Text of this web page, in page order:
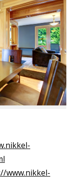
www.nikkel-